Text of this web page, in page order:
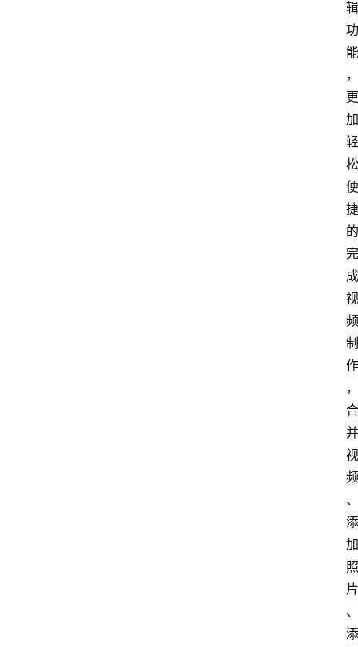
辑
功
能
，
更
加
轻
松
便
捷
的
完
成
视
频
制
作
，
合
并
视
频
、
添
加
照
片
、
添